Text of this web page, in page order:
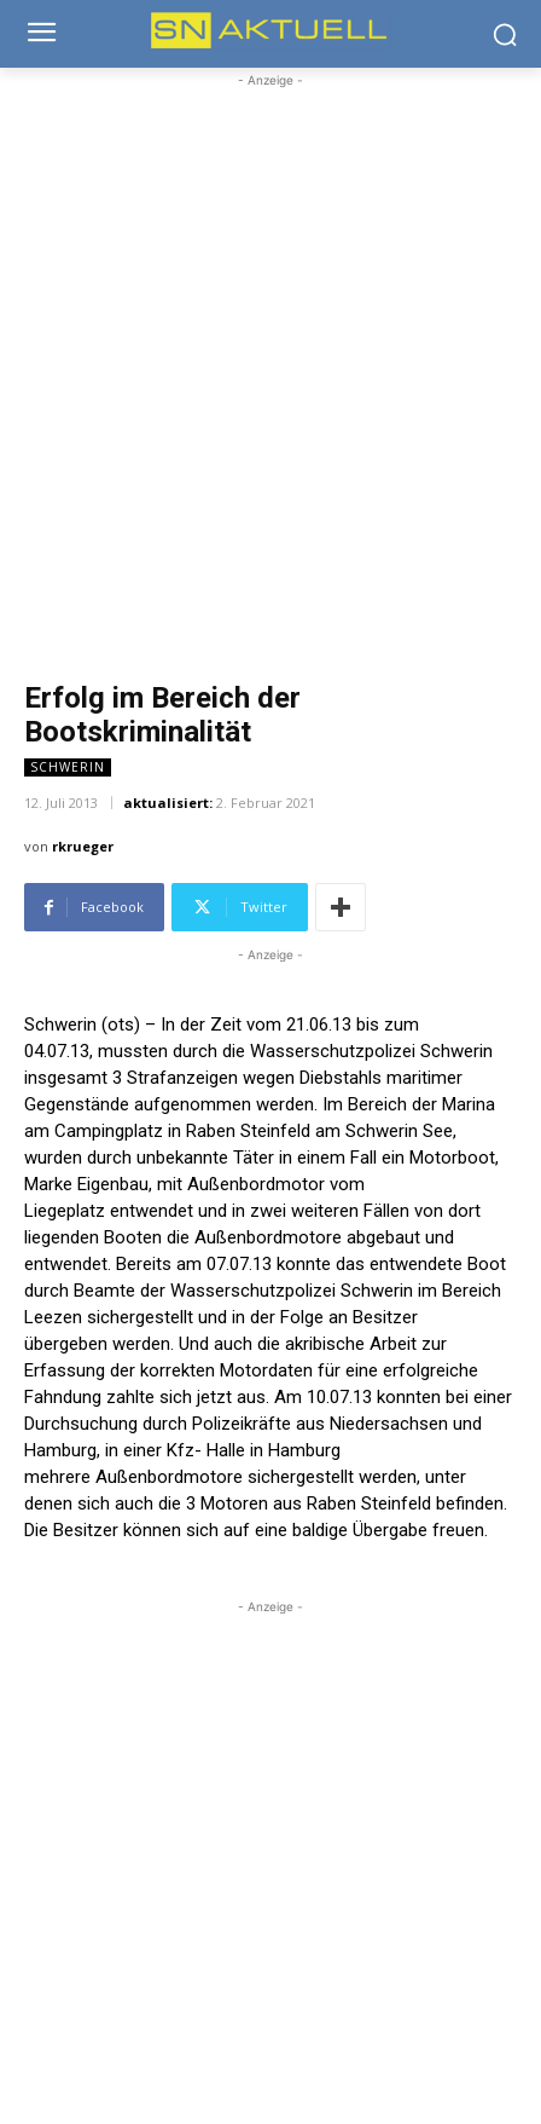
- Anzeige -
Erfolg im Bereich der
Bootskriminalität
SCHWERIN
12. Juli 2013 aktualisiert: 2. Februar 2021
von rkrueger
Facebook Twitter
- Anzeige -
Schwerin (ots) – In der Zeit vom 21.06.13 bis zum
04.07.13, mussten durch die Wasserschutzpolizei Schwerin
insgesamt 3 Strafanzeigen wegen Diebstahls maritimer
Gegenstände aufgenommen werden. Im Bereich der Marina
am Campingplatz in Raben Steinfeld am Schwerin See,
wurden durch unbekannte Täter in einem Fall ein Motorboot,
Marke Eigenbau, mit Außenbordmotor vom
Liegeplatz entwendet und in zwei weiteren Fällen von dort
liegenden Booten die Außenbordmotore abgebaut und
entwendet. Bereits am 07.07.13 konnte das entwendete Boot
durch Beamte der Wasserschutzpolizei Schwerin im Bereich
Leezen sichergestellt und in der Folge an Besitzer
übergeben werden. Und auch die akribische Arbeit zur
Erfassung der korrekten Motordaten für eine erfolgreiche
Fahndung zahlte sich jetzt aus. Am 10.07.13 konnten bei einer
Durchsuchung durch Polizeikräfte aus Niedersachsen und
Hamburg, in einer Kfz- Halle in Hamburg
mehrere Außenbordmotore sichergestellt werden, unter
denen sich auch die 3 Motoren aus Raben Steinfeld befinden.
Die Besitzer können sich auf eine baldige Übergabe freuen.
- Anzeige -